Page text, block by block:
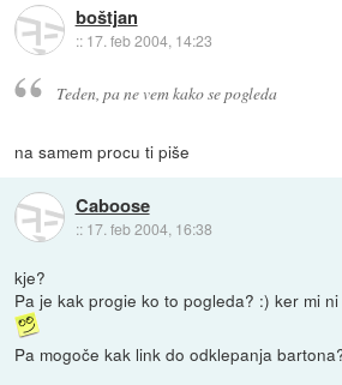
boštjan
:: 17. feb 2004, 14:23
Teden, pa ne vem kako se pogleda
na samem procu ti piše
Caboose
:: 17. feb 2004, 16:38
kje?
Pa je kak progie ko to pogleda? :) ker mi
Pa mogoče kak link do odklepanja